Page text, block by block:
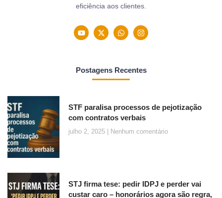
eficiência aos clientes.
Postagens Recentes
STF paralisa processos de pejotização
com contratos verbais
julho 2, 2025 Nenhum comentário
STJ firma tese: pedir IDPJ e perder vai
custar caro – honorários agora são regra,